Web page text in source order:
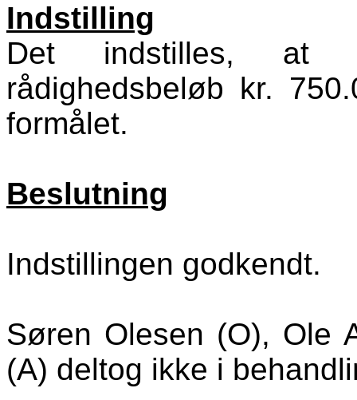
Indstilling
Det indstilles, at
rådighedsbeløb kr.
formålet.
Beslutning
Indstillingen godkendt.
Søren Olesen (O), Ole
(A) deltog ikke i